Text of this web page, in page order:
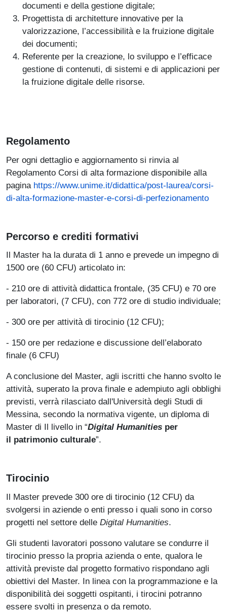
documenti e della gestione digitale;
Progettista di architetture innovative per la
valorizzazione, l’accessibilità e la fruizione digitale
dei documenti;
Referente per la creazione, lo sviluppo e l’efficace
gestione di contenuti, di sistemi e di applicazioni per
la fruizione digitale delle risorse.
Regolamento
Per ogni dettaglio e aggiornamento si rinvia al
Regolamento Corsi di alta formazione disponibile alla
pagina https://www.unime.it/didattica/post-laurea/corsi-
di-alta-formazione-master-e-corsi-di-perfezionamento
Percorso e crediti formativi
Il Master ha la durata di 1 anno e prevede un impegno di
1500 ore (60 CFU) articolato in:
- 210 ore di attività didattica frontale, (35 CFU) e 70 ore
per laboratori, (7 CFU), con 772 ore di studio individuale;
- 300 ore per attività di tirocinio (12 CFU);
- 150 ore per redazione e discussione dell’elaborato
finale (6 CFU)
A conclusione del Master, agli iscritti che hanno svolto le
attività, superato la prova finale e adempiuto agli obblighi
previsti, verrà rilasciato dall'Università degli Studi di
Messina, secondo la normativa vigente, un diploma di
Master di Il livello in “Digital Humanities per
il patrimonio culturale”.
Tirocinio
Il Master prevede 300 ore di tirocinio (12 CFU) da
svolgersi in aziende o enti presso i quali sono in corso
progetti nel settore delle Digital Humanities.
Gli studenti lavoratori possono valutare se condurre il
tirocinio presso la propria azienda o ente, qualora le
attività previste dal progetto formativo rispondano agli
obiettivi del Master. In linea con la programmazione e la
disponibilità dei soggetti ospitanti, i tirocini potranno
essere svolti in presenza o da remoto.